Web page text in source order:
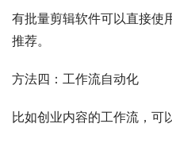
有批量剪辑软件可以直接使
推荐。
方法四：工作流自动化
比如创业内容的工作流，可